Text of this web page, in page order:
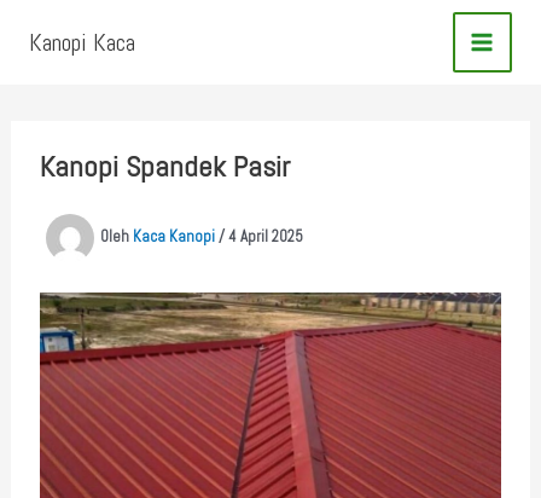
Kanopi Kaca
Kanopi Spandek Pasir
Oleh Kaca Kanopi/4 April 2025